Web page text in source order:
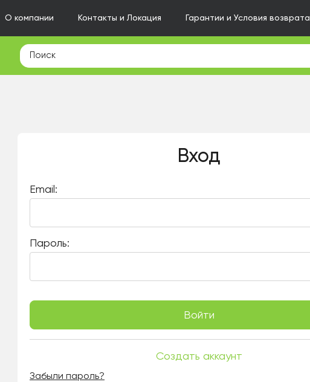
О компании Контакты и Локация Гарантии и Условия возврата
Вход
Email:
Пароль:
Войти
Создать аккаунт
Забыли пароль?